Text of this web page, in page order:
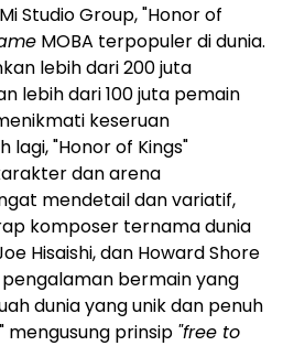
Studio Group, "Honor of
MOBA terpopuler di dunia.
lebih dari 200 juta
lebih dari 100 juta pemain
keseruan
lagi, "Honor of Kings"
dan arena
mendetail dan variatif,
komposer ternama dunia
Hisaishi, dan Howard Shore
bermain yang
dunia yang unik dan penuh
mengusung prinsip "free to